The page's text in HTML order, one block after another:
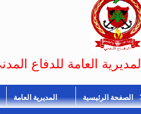
المديرية العامة للدفاع
الصفحة الرئيسية المديرية العامة